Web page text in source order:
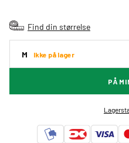
Find din størrelse
M Ikke på lager